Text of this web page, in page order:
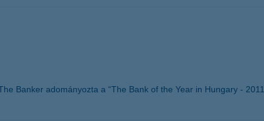
Banker adományozta a “The Bank of the Year in Hungary -